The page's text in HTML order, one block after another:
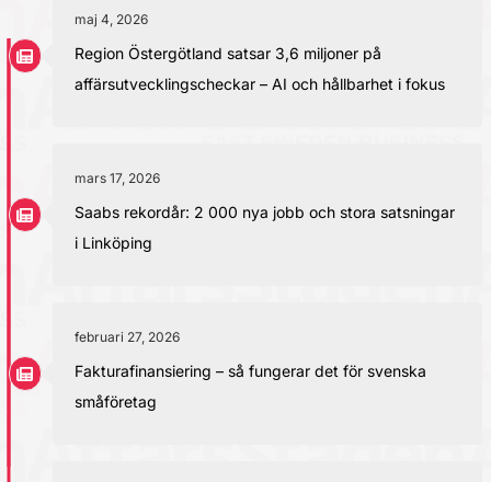
maj 4, 2026
Region Östergötland satsar 3,6 miljoner på
affärsutvecklingscheckar – AI och hållbarhet i fokus
mars 17, 2026
Saabs rekordår: 2 000 nya jobb och stora satsningar
i Linköping
februari 27, 2026
Fakturafinansiering – så fungerar det för svenska
småföretag